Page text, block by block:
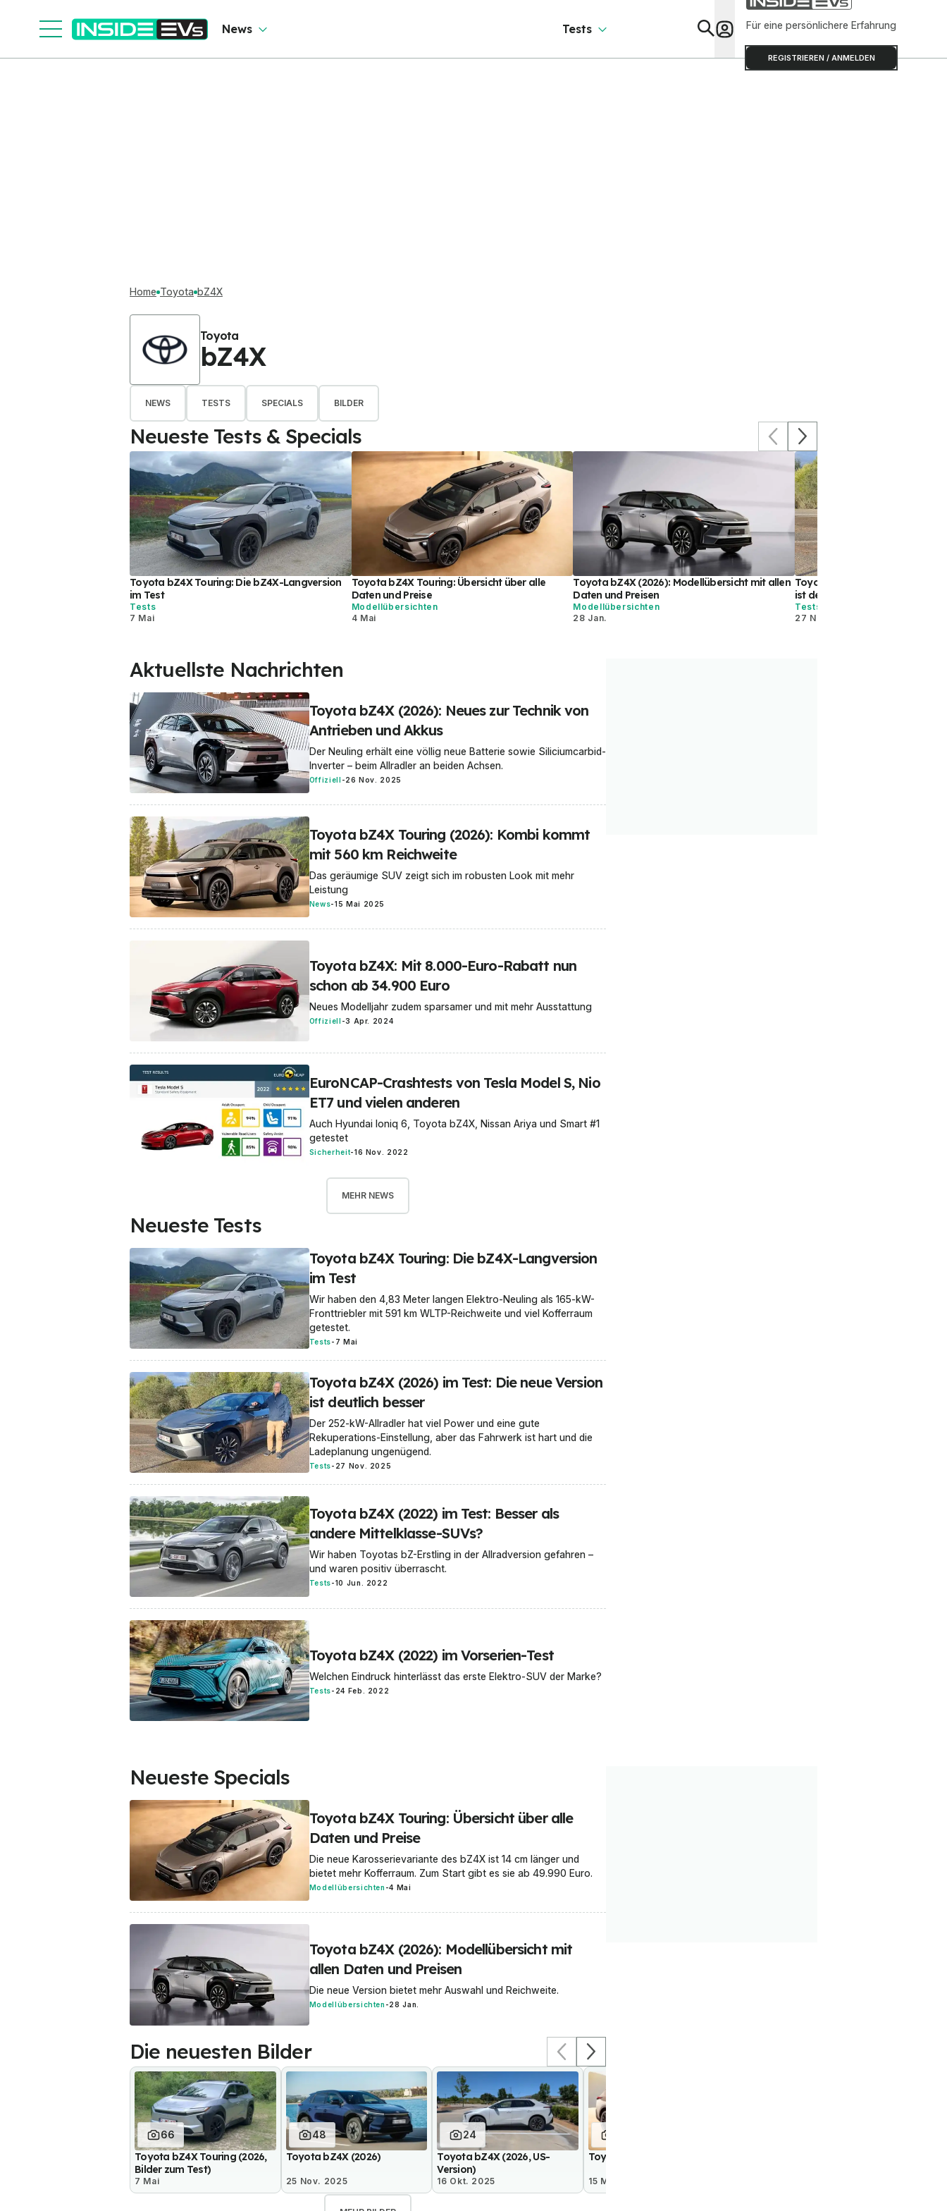
News Tests Für eine persönlichere Erfahrung
REGISTRIEREN / ANMELDEN
Home Toyota bZ4X
Toyota
bZ4X
NEWS TESTS SPECIALS BILDER
Neueste Tests & Specials
Toyota bZ4X Touring: Die bZ4X-Langversion
im Test
Tests
7 Mai
Toyota bZ4X Touring: Übersicht über alle
Daten und Preise
Modellübersichten
4 Mai
Toyota bZ4X (2026): Modellübersicht mit allen
Daten und Preisen
Modellübersichten
28 Jan.
Toyota bZ4X (2026) im Test:
ist deutlich besser
Tests
27 Nov. 2025
Aktuellste Nachrichten
Toyota bZ4X (2026): Neues zur Technik von
Antrieben und Akkus
Der Neuling erhält eine völlig neue Batterie sowie Siliciumcarbid-
Inverter – beim Allradler an beiden Achsen.
Offiziell -26 Nov. 2025
Toyota bZ4X Touring (2026): Kombi kommt
mit 560 km Reichweite
Das geräumige SUV zeigt sich im robusten Look mit mehr
Leistung
News-15 Mai 2025
Toyota bZ4X: Mit 8.000-Euro-Rabatt nun
schon ab 34.900 Euro
Neues Modelljahr zudem sparsamer und mit mehr Ausstattung
Offiziell -3 Apr. 2024
EuroNCAP-Crashtests von Tesla Model S, Nio
ET7 und vielen anderen
Auch Hyundai Ioniq 6, Toyota bZ4X, Nissan Ariya und Smart #1
getestet
Sicherheit-16 Nov. 2022
MEHR NEWS
Neueste Tests
Toyota bZ4X Touring: Die bZ4X-Langversion
im Test
Wir haben den 4,83 Meter langen Elektro-Neuling als 165-kW-
Fronttriebler mit 591 km WLTP-Reichweite und viel Kofferraum
getestet.
Tests- 7 Mai
Toyota bZ4X (2026) im Test: Die neue Version
ist deutlich besser
Der 252-kW-Allradler hat viel Power und eine gute
Rekuperations-Einstellung, aber das Fahrwerk ist hart und die
Ladeplanung ungenügend.
Tests- 27 Nov. 2025
Toyota bZ4X (2022) im Test: Besser als
andere Mittelklasse-SUVs?
Wir haben Toyotas bZ-Erstling in der Allradversion gefahren –
und waren positiv überrascht.
Tests-10 Jun. 2022
Toyota bZ4X (2022) im Vorserien-Test
Welchen Eindruck hinterlässt das erste Elektro-SUV der Marke?
Tests- 24 Feb. 2022
Neueste Specials
Toyota bZ4X Touring: Übersicht über alle
Daten und Preise
Die neue Karosserievariante des bZ4X ist 14 cm länger und
bietet mehr Kofferraum. Zum Start gibt es sie ab 49.990 Euro.
Modellübersichten -4 Mai
Toyota bZ4X (2026): Modellübersicht mit
allen Daten und Preisen
Die neue Version bietet mehr Auswahl und Reichweite.
Modellübersichten -28 Jan.
Die neuesten Bilder
66
Toyota bZ4X Touring (2026,
Bilder zum Test)
7 Mai
48
Toyota bZ4X (2026)
25 Nov. 2025
24
Toyota bZ4X (2026, US-
Version)
16 Okt. 2025
Toyota bZ4X Touring (2026)
15 Mai 2025